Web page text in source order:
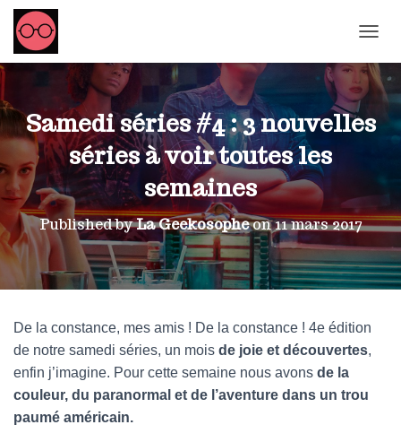
Samedi séries #4 : 3 nouvelles
séries à voir toutes les
semaines
Published byLa Geekosopheon11 mars 2017
De la constance, mes amis ! De la constance ! 4e édition
de notre samedi séries, un mois de joie et découvertes,
enfin j’imagine. Pour cette semaine nous avons de la
couleur, du paranormal et de l’aventure dans un trou
paumé américain.